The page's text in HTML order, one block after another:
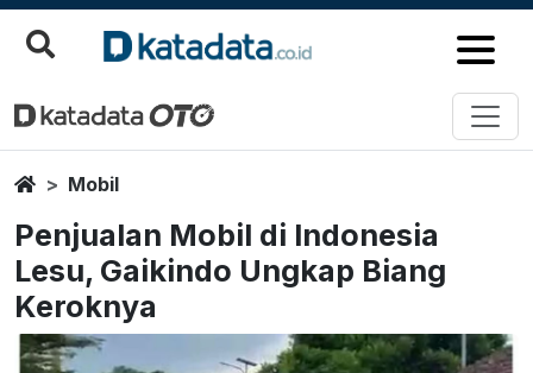
HomeMobil
Penjualan Mobil di Indonesia
Lesu, Gaikindo Ungkap Biang
Keroknya